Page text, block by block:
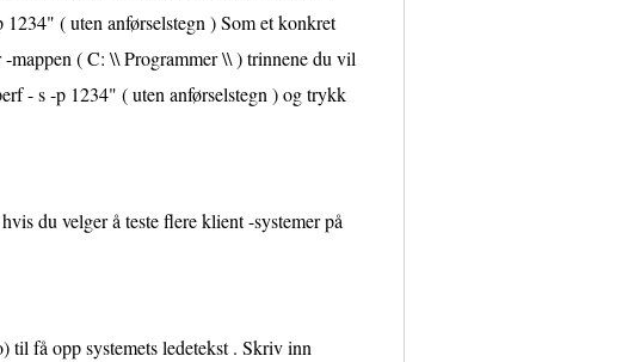
( uten anførselstegn ) Som et konkret
( C: \\ Programmer \\ ) trinnene du vil
- s -p 1234" ( uten anførselstegn ) og trykk
du velger å teste flere klient -systemer på
få opp systemets ledetekst . Skriv inn